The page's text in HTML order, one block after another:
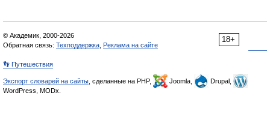
18+
© Академик, 2000-2026
Обратная связь: Техподдержка Реклама на сайте
👣 Путешествия
Экспорт словарей на сайты , сделанные на PHP, Joomla,
Drupal,
WordPress, MODx.